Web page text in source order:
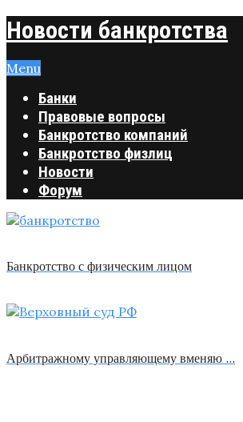
Новости банкротства
Menu
Банки
Правовые вопросы
Банкротство компаний
Банкротство физлиц
Новости
Форум
Банкротство с физическим лицом
Арбитражному управляющему вменяю …